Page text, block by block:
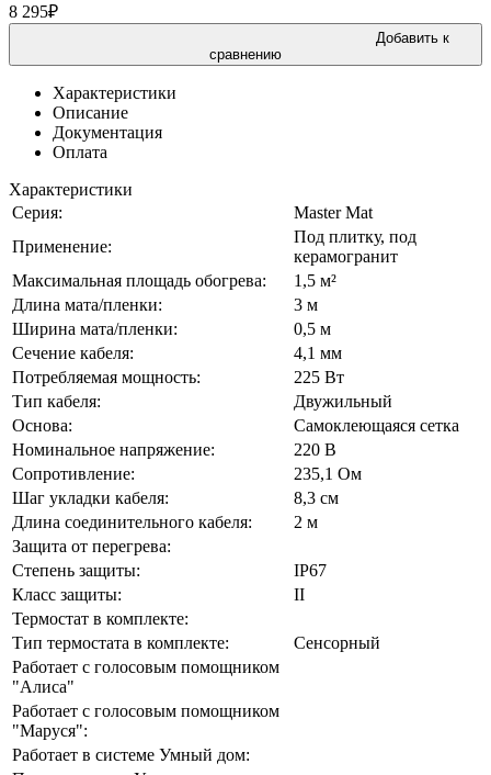
8 295₽
Добавить к
сравнению
Характеристики
Описание
Документация
Оплата
Характеристики
Серия:
Master Mat
Применение:
Под плитку, под
керамогранит
Максимальная площадь обогрева:
1,5 м²
Длина мата/пленки:
3 м
Ширина мата/пленки:
0,5 м
Сечение кабеля:
4,1 мм
Потребляемая мощность:
225 Вт
Тип кабеля:
Двужильный
Основа:
Самоклеющаяся сетка
Номинальное напряжение:
220 В
Сопротивление:
235,1 Ом
Шаг укладки кабеля:
8,3 см
Длина соединительного кабеля:
2 м
Защита от перегрева:
Степень защиты:
IP67
Класс защиты:
II
Термостат в комплекте:
Тип термостата в комплекте:
Сенсорный
Работает с голосовым помощником
"Алиса"
Работает с голосовым помощником
"Маруся":
Работает в системе Умный дом: